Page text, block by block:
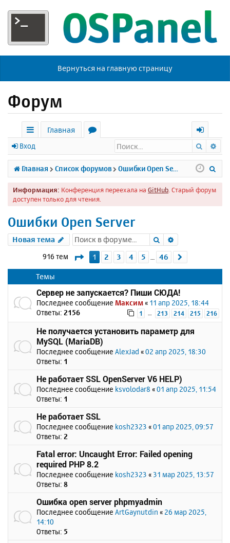
Вернуться на главную страницу
Форум
с
ы
л
к
Главная
р
у
м
х
о
д
Вход Поиск
Главная Список форумов
Информация: Конференция переехала на GitHub . Старый форум
доступен только для чтения.
Ошибки Open Server
Новая тема Поиск
916 тем Страница1 из 46
1 2 3 4 5 46
Темы
Сервер не запускается? Пиши СЮДА!
Последнее сообщение Максим « 11 апр 2025, 18:44
Ответы: 2156 1 … 213 214 215 216
Не получается установить параметр для
MySQL (MariaDB)
Последнее сообщение AlexJad «02 апр 2025, 18:30
Ответы: 1
Не работает SSL OpenServer V6 HELP)
Последнее сообщение ksvolodar8 «01 апр 2025, 11:54
Ответы: 1
Не работает SSL
Последнее сообщение kosh2323 «01 апр 2025, 09:57
Ответы: 2
Fatal error: Uncaught Error: Failed opening
required PHP 8.2
Последнее сообщение kosh2323 « 31 мар 2025, 13:57
Ответы: 8
Ошибка open server phpmyadmin
Последнее сообщение ArtGaynutdin « 26 мар 2025,
14:10
Ответы: 5